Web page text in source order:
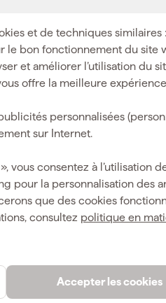
et de techniques similaires :
le bon fonctionnement du site
et améliorer l’utilisation du
offre la meilleure expérience
personnalisées
sur Internet.
vous consentez à l’utilisation
pour la personnalisation des
que des cookies
consultez politique en
Accepter les cookies
je dit Starlock
sneden in
Dat werkt prettig bij
door bij elke klus met je
Starlock
32 mm